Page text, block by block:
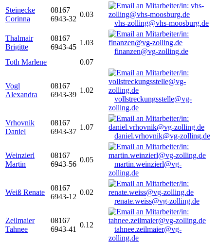
Steinecke
Corinna
08167
6943-32
0.03
vhs-zolling@vhs-moosburg.de
Thalmair
Brigitte
08167
6943-45
1.03
finanzen@vg-zolling.de
Toth Marlene
0.07
Vogl
Alexandra
08167
6943-39
1.02
vollstreckungsstelle@vg-
zolling.de
Vrhovnik
Daniel
08167
6943-37
1.07
daniel.vrhovnik@vg-zolling.de
Weinzierl
Martin
08167
6943-56
0.05
martin.weinzierl@vg-
zolling.de
Weiß Renate
08167
6943-12
0.02
renate.weiss@vg-zolling.de
Zeilmaier
Tahnee
08167
6943-41
0.12
tahnee.zeilmaier@vg-
zolling.de